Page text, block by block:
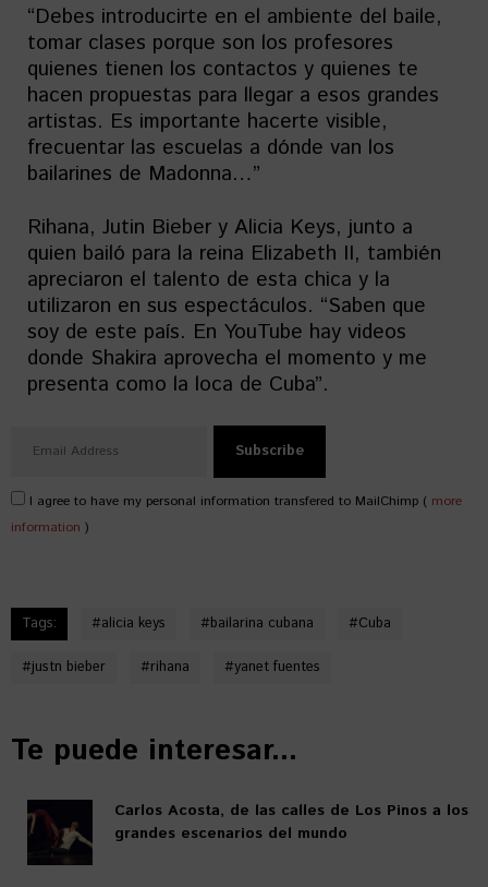
“Debes introducirte en el ambiente del baile,
tomar clases porque son los profesores
quienes tienen los contactos y quienes te
hacen propuestas para llegar a esos grandes
artistas. Es importante hacerte visible,
frecuentar las escuelas a dónde van los
bailarines de Madonna…”
Rihana, Jutin Bieber y Alicia Keys, junto a
quien bailó para la reina Elizabeth II, también
apreciaron el talento de esta chica y la
utilizaron en sus espectáculos. “Saben que
soy de este país. En YouTube hay videos
donde Shakira aprovecha el momento y me
presenta como la loca de Cuba”.
I agree to have my personal information transfered to MailChimp ( more
information )
Tags: #alicia keys #bailarina cubana #Cuba
#justn bieber #rihana #yanet fuentes
Te puede interesar...
Carlos Acosta, de las calles de Los Pinos a los
grandes escenarios del mundo